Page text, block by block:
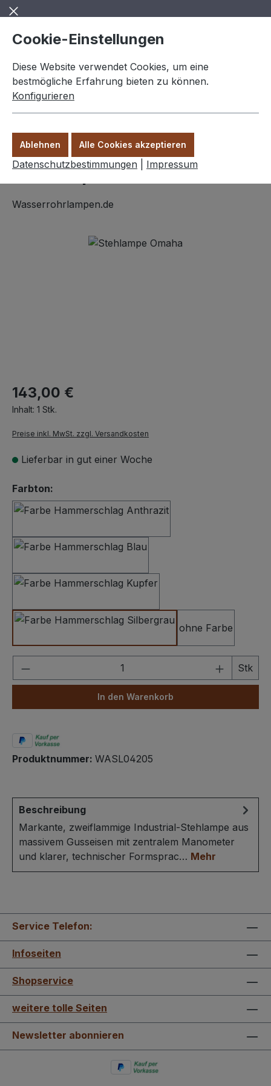
Zum Hauptinhalt springen
Stehlampen
Stehlampe "Omaha"
Wasserrohrlampen.de
Bildergalerie überspringen
143,00 €
Inhalt: 1 Stk.
Preise inkl. MwSt. zzgl. Versandkosten
Lieferbar in gut einer Woche
Farbton:
Hammerschlag Silbergrau
ohne Farbe
Produkt Anzahl: Gib den Stk
In den Warenkorb
Produktnummer: WASL04205
Beschreibung
Markante, zweiflammige Industrial-Stehlampe aus
massivem Gusseisen mit zentralem Manometer
und klarer, technischer Formsprac… Mehr
Service Telefon:
Infoseiten
Shopservice
weitere tolle Seiten
Newsletter abonnieren
Cookie-Einstellungen
Diese Website verwendet Cookies, um eine
bestmögliche Erfahrung bieten zu können.
Konfigurieren
Ablehnen Alle Cookies akzeptieren
Datenschutzbestimmungen Impressum